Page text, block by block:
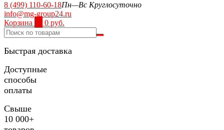
8 (499) 110-60-18Пн—Вс Круглосуточно
info@mg-group24.ru
Корзина
0 руб.
Быстрая доставка
Доступные
способы
оплаты
Свыше
10 000+